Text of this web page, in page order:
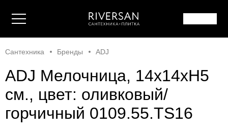
Сантехника Бренды ADJ
ADJ Мелочница, 14x14xH5
см., цвет: оливковый/
горчичный 0109.55.TS16